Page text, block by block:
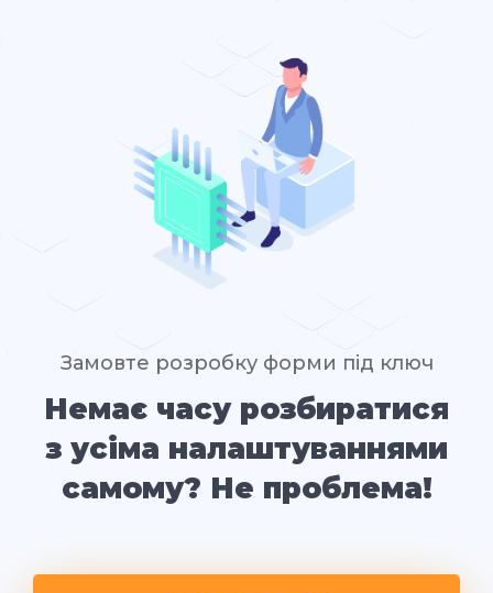
Замовте розробку форми під ключ
Немає часу розбиратися
з усіма налаштуваннями
самому? Не проблема!